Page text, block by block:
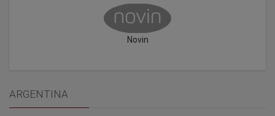
Novin
ARGENTINA